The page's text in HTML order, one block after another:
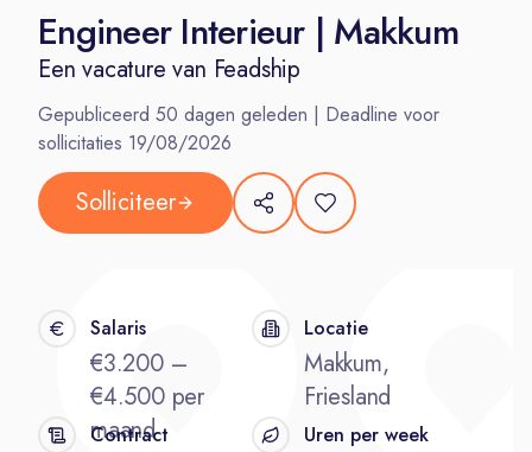
Engineer Interieur | Makkum
Een vacature van Feadship
Gepubliceerd 50 dagen geleden | Deadline voor
sollicitaties 19/08/2026
Solliciteer
Salaris
€3.200 –
€4.500 per
maand
Locatie
Makkum,
Friesland
Contract Uren per week